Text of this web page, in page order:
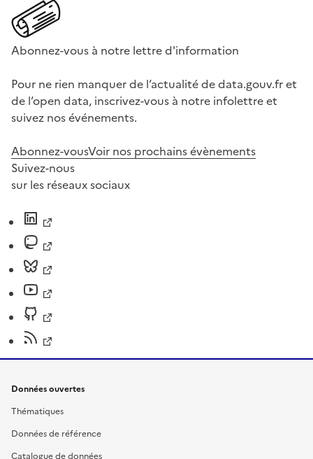
Abonnez-vous à notre lettre d'information
Pour ne rien manquer de l’actualité de data.gouv.fr et
de l’open data, inscrivez-vous à notre infolettre et
suivez nos événements.
Abonnez-vousVoir nos prochains évènements
Suivez-nous
sur les réseaux sociaux
Données ouvertes
Thématiques
Données de référence
Catalogue de données